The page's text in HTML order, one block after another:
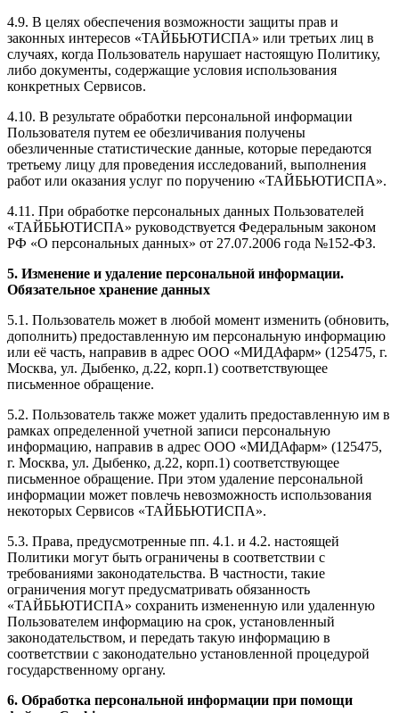
4.9. В целях обеспечения возможности защиты прав и
законных интересов «ТАЙБЬЮТИСПА» или третьих лиц в
случаях, когда Пользователь нарушает настоящую Политику,
либо документы, содержащие условия использования
конкретных Сервисов.
4.10. В результате обработки персональной информации
Пользователя путем ее обезличивания получены
обезличенные статистические данные, которые передаются
третьему лицу для проведения исследований, выполнения
работ или оказания услуг по поручению «ТАЙБЬЮТИСПА».
4.11. При обработке персональных данных Пользователей
«ТАЙБЬЮТИСПА» руководствуется Федеральным законом
РФ «О персональных данных» от 27.07.2006 года №152-ФЗ.
5. Изменение и удаление персональной информации.
Обязательное хранение данных
5.1. Пользователь может в любой момент изменить (обновить,
дополнить) предоставленную им персональную информацию
или её часть, направив в адрес ООО «МИДАфарм» (125475, г.
Москва, ул. Дыбенко, д.22, корп.1) соответствующее
письменное обращение.
5.2. Пользователь также может удалить предоставленную им в
рамках определенной учетной записи персональную
информацию, направив в адрес ООО «МИДАфарм» (125475,
г. Москва, ул. Дыбенко, д.22, корп.1) соответствующее
письменное обращение. При этом удаление персональной
информации может повлечь невозможность использования
некоторых Сервисов «ТАЙБЬЮТИСПА».
5.3. Права, предусмотренные пп. 4.1. и 4.2. настоящей
Политики могут быть ограничены в соответствии с
требованиями законодательства. В частности, такие
ограничения могут предусматривать обязанность
«ТАЙБЬЮТИСПА» сохранить измененную или удаленную
Пользователем информацию на срок, установленный
законодательством, и передать такую информацию в
соответствии с законодательно установленной процедурой
государственному органу.
6. Обработка персональной информации при помощи